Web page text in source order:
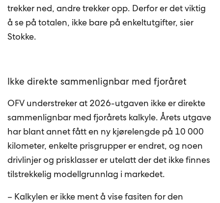
trekker ned, andre trekker opp. Derfor er det viktig
å se på totalen, ikke bare på enkeltutgifter, sier
Stokke.
Ikke direkte sammenlignbar med fjoråret
OFV understreker at 2026-utgaven ikke er direkte
sammenlignbar med fjorårets kalkyle. Årets utgave
har blant annet fått en ny kjørelengde på 10 000
kilometer, enkelte prisgrupper er endret, og noen
drivlinjer og prisklasser er utelatt der det ikke finnes
tilstrekkelig modellgrunnlag i markedet.
– Kalkylen er ikke ment å vise fasiten for den